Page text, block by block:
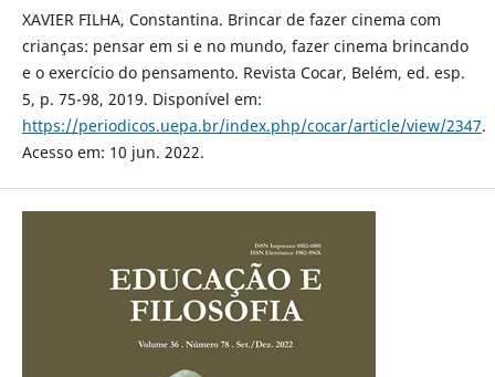
XAVIER FILHA, Constantina. Brincar de fazer cinema com
crianças: pensar em si e no mundo, fazer cinema brincando
e o exercício do pensamento. Revista Cocar, Belém, ed. esp.
5, p. 75-98, 2019. Disponível em:
https://periodicos.uepa.br/index.php/cocar/article/view/2347.
Acesso em: 10 jun. 2022.